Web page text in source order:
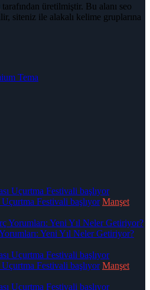
tarafından üretilmiştir. Bu alanı seo
siteniz ile alakalı kelime gruplarına
Tema
Festivali başlıyor Manşet
Yeni Yıl Neler Getiriyor?
Festivali başlıyor Manşet